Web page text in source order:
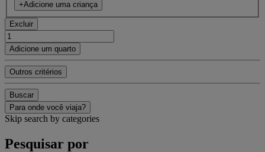
+Adicione uma criança
Excluir
Adicione um quarto
Outros critérios
Buscar
Para onde você viaja?
Skip search by categories
Pesquisar por